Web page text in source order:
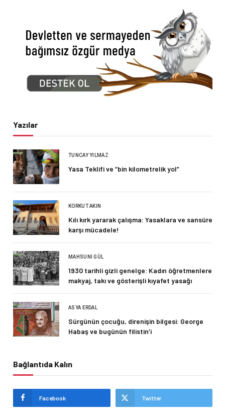
Yazılar
TUNCAY YILMAZ
Yasa Teklifi ve “bin kilometrelik yol”
KORKUT AKIN
Kılı kırk yararak çalışma: Yasaklara ve sansüre
karşı mücadele!
MAHSUNI GÜL
1930 tarihli gizli genelge: Kadın öğretmenlere
makyaj, takı ve gösterişli kıyafet yasağı
ASYA ERDAL
Sürgünün çocuğu, direnişin bilgesi: George
Habaş ve bugünün filistin’i
Bağlantıda Kalın
Facebook Twitter